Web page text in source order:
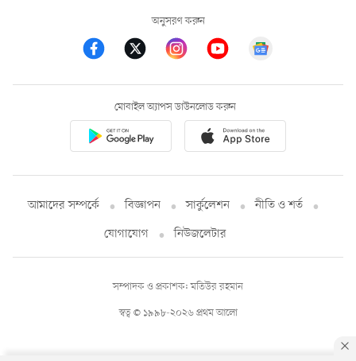
অনুসরণ করুন
মোবাইল অ্যাপস ডাউনলোড করুন
আমাদের সম্পর্কে বিজ্ঞাপন সার্কুলেশন
নীতি ও শর্ত
যোগাযোগ
নিউজলেটার
স্বত্ব © ১৯৯৮-২০২৬ প্রথম আলো
সম্পাদক ও প্রকাশক: মতিউর রহমান